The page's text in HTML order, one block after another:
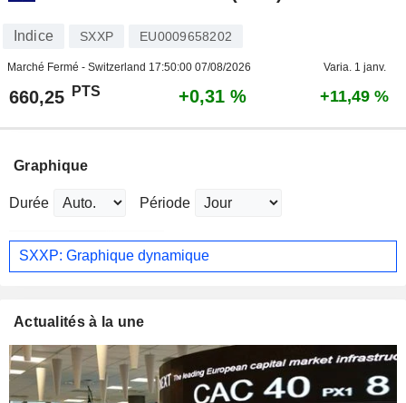
Indice SXXP EU0009658202
Marché Fermé - Switzerland 17:50:00 07/08/2026 Varia. 1 janv.
660,25 PTS +0,31 % +11,49 %
Graphique
Durée Période
SXXP: Graphique dynamique
Actualités à la une